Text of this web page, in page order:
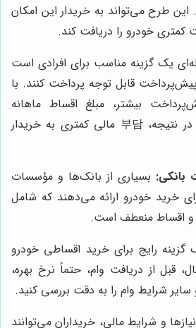
طرح می‌تواند به خریدار این امکان
کمتری خودرو را دریافت کند.
یک گزینه مناسب برای افرادی است
قابل توجه پرداخت کنند. با
بیشتر، مبلغ اقساط ماهانه
کاهش می‌یابد و در نتیجه، 부담 مالی کمتری به خریدار
بانکی: بسیاری از بانک‌ها و مؤسسات
خرید خودرو ارائه می‌دهند که شامل
اقساط منعطف است.
گزینه رایج برای خرید اقساطی خودرو
قبل از دریافت وام، حتماً نرخ بهره،
شرایط وام را به دقت بررسی کنید.
و شرایط مالی، خریداران می‌توانند